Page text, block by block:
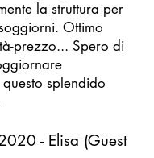
la struttura per
Ottimo
prezzo... Spero di
splendido
- Elisa (Guest